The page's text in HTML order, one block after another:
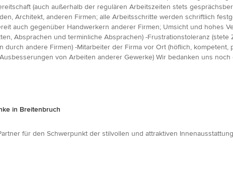
(auch außerhalb der regulären Arbeitszeiten stets
Architekt, anderen Firmen; alle Arbeitsschritte werden schriftlich
auch gegenüber Handwerkern anderer Firmen; Umsicht und hohes
Absprachen und terminliche Absprachen) -Frustrationstoleranz
durch andere Firmen) -Mitarbeiter der Firma vor Ort (höflich,
von Arbeiten anderer Gewerke) Wir bedanken uns
in Breitenbruch
für den Schwerpunkt der stilvollen und attraktiven